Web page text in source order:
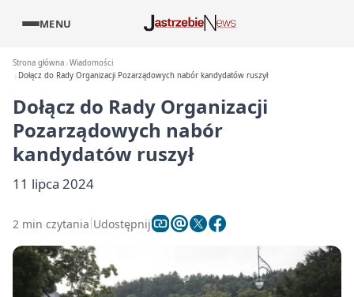
MENU
Strona główna Wiadomości
Dołącz do Rady Organizacji Pozarządowych nabór kandydatów ruszył
Dołącz do Rady Organizacji
Pozarządowych nabór
kandydatów ruszył
11 lipca 2024
2 min czytania Udostępnij